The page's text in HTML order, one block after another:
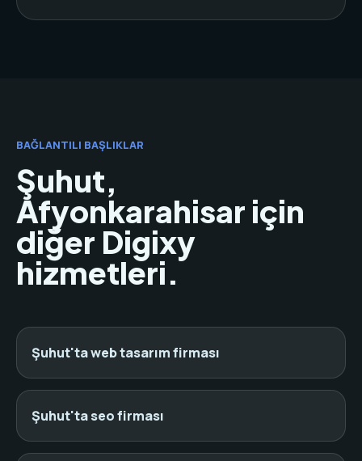
BAĞLANTILI BAŞLIKLAR
Şuhut,
Afyonkarahisar için
diğer Digixy
hizmetleri.
Şuhut'ta web tasarım firması
Şuhut'ta seo firması